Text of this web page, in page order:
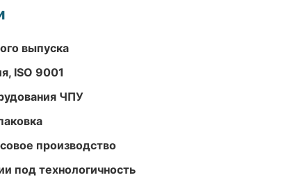
выпуска
ISO 9001
ЧПУ
производство
под технологичность